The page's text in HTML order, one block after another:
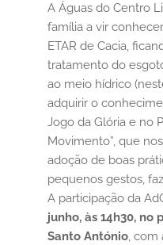
A Águas do Centro
família a vir
ETAR de Cacia,
tratamento do
ao meio hídrico
adquirir o
Jogo da Glória e no
Movimento”, que
adoção de boas
pequenos gestos,
A participação da
junho, às 14h30, no
Santo António, com